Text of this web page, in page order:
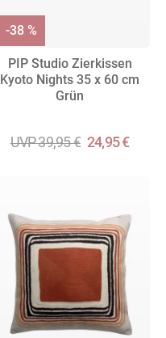
PIP Studio Zierkissen
Kyoto Nights 35 x 60 cm
Grün
UVP 39,95 € 24,95 €
-38 %